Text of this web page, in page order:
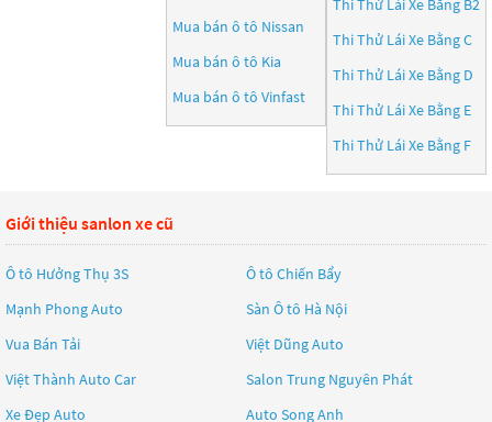
Mua bán ô tô Nissan
Mua bán ô tô Kia
Mua bán ô tô Vinfast
Thi Thử Lái Xe Bằng B2
Thi Thử Lái Xe Bằng C
Thi Thử Lái Xe Bằng D
Thi Thử Lái Xe Bằng E
Thi Thử Lái Xe Bằng F
Giới thiệu sanlon xe cũ
Ô tô Hưởng Thụ 3S
Ô tô Chiến Bẩy
Mạnh Phong Auto
Sàn Ô tô Hà Nội
Vua Bán Tải
Việt Dũng Auto
Việt Thành Auto Car
Salon Trung Nguyên Phát
Xe Đẹp Auto
Auto Song Anh